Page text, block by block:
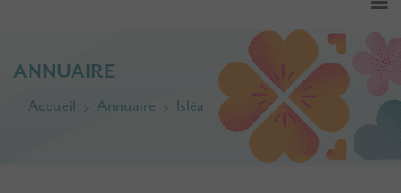
ANNUAIRE
Accueil Annuaire Isléa